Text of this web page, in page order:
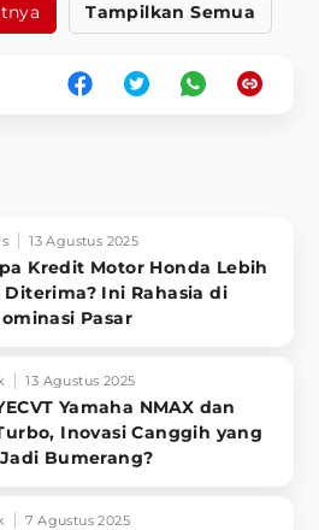
Tampilkan Semua
13 Agustus 2025
Kredit Motor Honda Lebih
Diterima? Ini Rahasia di
Pasar
13 Agustus 2025
Yamaha NMAX dan
Inovasi Canggih yang
Bumerang?
7 Agustus 2025